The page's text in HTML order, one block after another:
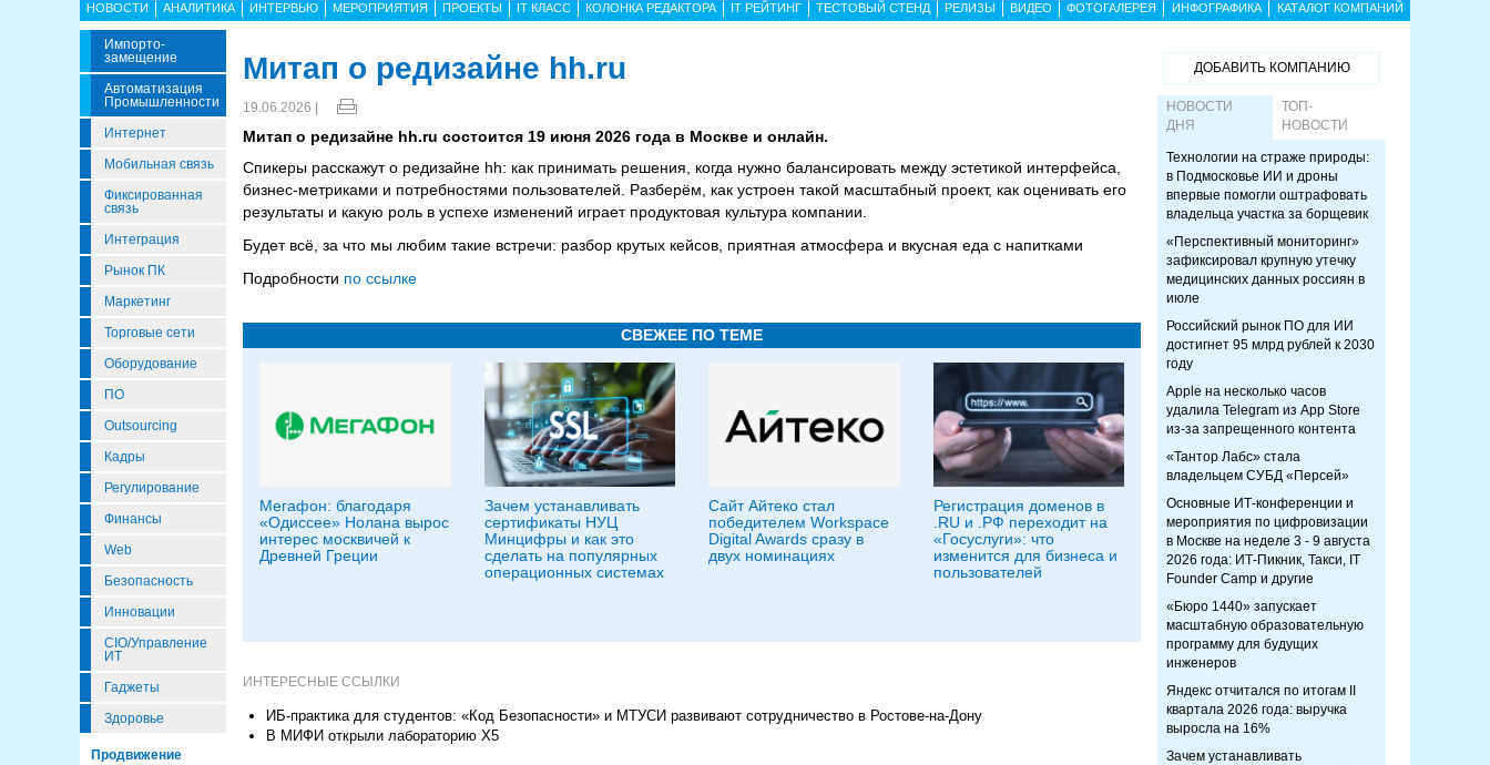
НОВОСТИ АНАЛИТИКА ИНТЕРВЬЮ МЕРОПРИЯТИЯ ПРОЕКТЫ IT КЛАСС КОЛОНКА РЕДАКТОРА IT РЕЙТИНГ ТЕСТОВЫЙ СТЕНД РЕЛИЗЫ ВИДЕО ФОТОГАЛЕРЕЯ ИНФОГРАФИКА КАТАЛОГ КОМПАНИЙ
Импорто­
Замещение
Автоматизация
Промышленности
Интернет
Мобильная связь
Фиксированная
связь
Интеграция
Рынок ПК
Маркетинг
Торговые сети
Оборудование
ПО
Outsourcing
Кадры
Регулирование
Финансы
Web
Безопасность
Инновации
CIO/Управление
ИТ
Гаджеты
Здоровье
Продвижение
Митап о редизайне hh.ru
19.06.2026 |
Митап о редизайне hh.ru состоится 19 июня 2026 года в Москве и онлайн.
Спикеры расскажут о редизайне hh: как принимать решения, когда нужно балансировать между эстетикой интерфейса,
бизнес-метриками и потребностями пользователей. Разберём, как устроен такой масштабный проект, как оценивать его
результаты и какую роль в успехе изменений играет продуктовая культура компании.
Будет всё, за что мы любим такие встречи: разбор крутых кейсов, приятная атмосфера и вкусная еда с напитками
Подробности по ссылке
СВЕЖЕЕ ПО ТЕМЕ
Мегафон: благодаря
«Одиссее» Нолана вырос
интерес москвичей к
Древней Греции
Зачем устанавливать
сертификаты НУЦ
Минцифры и как это
сделать на популярных
операционных системах
Сайт Айтеко стал
победителем Workspace
Digital Awards сразу в
двух номинациях
Регистрация доменов в
.RU и .РФ переходит на
«Госуслуги»: что
изменится для бизнеса и
пользователей
ИНТЕРЕСНЫЕ ССЫЛКИ
ИБ-практика для студентов: «Код Безопасности» и МТУСИ развивают сотрудничество в Ростове-на-Дону
В МИФИ открыли лабораторию Х5
ДОБАВИТЬ КОМПАНИЮ
НОВОСТИ
ДНЯ
ТОП-
НОВОСТИ
Технологии на страже природы:
в Подмосковье ИИ и дроны
впервые помогли оштрафовать
владельца участка за борщевик
«Перспективный мониторинг»
зафиксировал крупную утечку
медицинских данных россиян в
июле
Российский рынок ПО для ИИ
достигнет 95 млрд рублей к 2030
году
Apple на несколько часов
удалила Telegram из App Store
из-за запрещенного контента
«Тантор Лабс» стала
владельцем СУБД «Персей»
Основные ИТ-конференции и
мероприятия по цифровизации
в Москве на неделе 3 - 9 августа
2026 года: ИТ-Пикник, Такси, IT
Founder Camp и другие
«Бюро 1440» запускает
масштабную образовательную
программу для будущих
инженеров
Яндекс отчитался по итогам II
квартала 2026 года: выручка
выросла на 16%
Зачем устанавливать